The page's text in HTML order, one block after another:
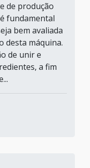
de produção
fundamental
bem avaliada
desta máquina.
de unir e
a fim